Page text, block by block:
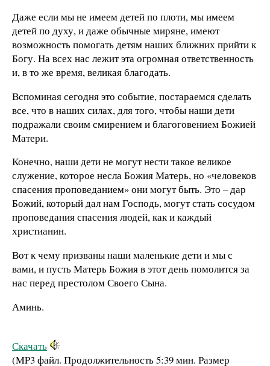
Даже если мы не имеем детей по плоти, мы имеем
детей по духу, и даже обычные миряне, имеют
возможность помогать детям наших ближних прийти к
Богу. На всех нас лежит эта огромная ответственность
и, в то же время, великая благодать.
Вспоминая сегодня это событие, постараемся сделать
все, что в наших силах, для того, чтобы наши дети
подражали своим смирением и благоговением Божией
Матери.
Конечно, наши дети не могут нести такое великое
служение, которое несла Божия Матерь, но «человеков
спасения проповеданием» они могут быть. Это – дар
Божий, который дал нам Господь, могут стать сосудом
проповедания спасения людей, как и каждый
христианин.
Вот к чему призваны наши маленькие дети и мы с
вами, и пусть Матерь Божия в этот день помолится за
нас перед престолом Своего Сына.
Аминь.
Скачать
(MP3 файл. Продолжительность5:39 мин. Размер